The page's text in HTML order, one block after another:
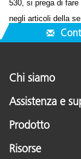
530, si prega di
negli articoli della
Chi siamo
Assistenza e
Prodotto
Risorse